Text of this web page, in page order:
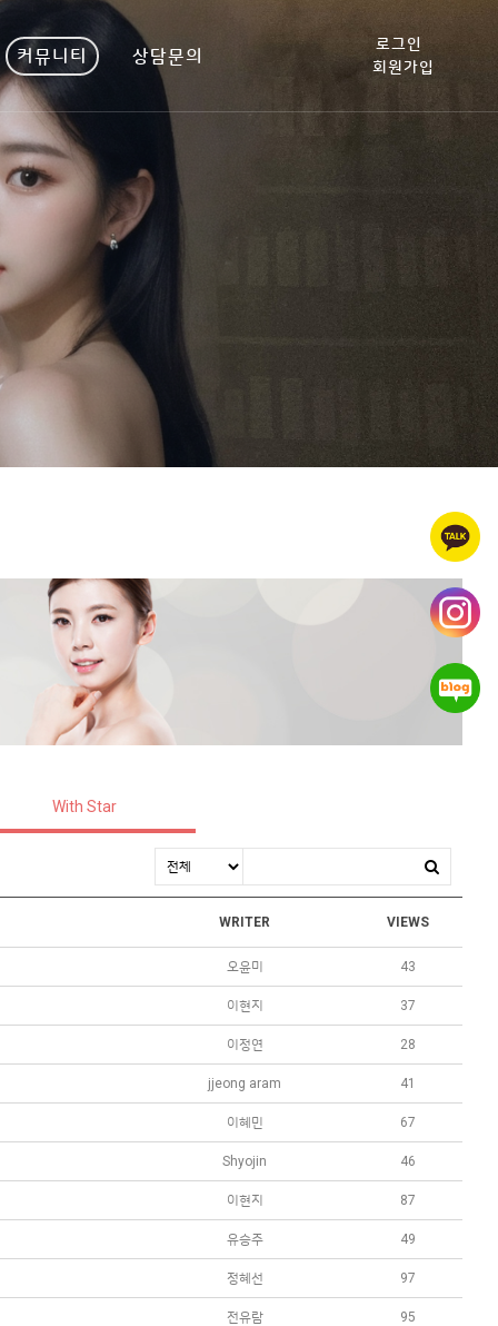
커뮤니티 상담문의
로그인
회원가입
With Star
WRITER VIEWS
오윤미 43
이현지 37
이정연 28
jjeong aram 41
이혜민 67
Shyojin 46
이현지 87
유승주 49
정혜선 97
전유람 95